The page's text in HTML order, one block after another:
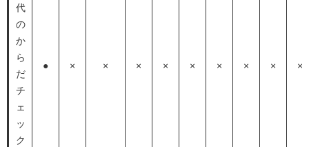
代
の
か
ら
だ
チ
ェ
ッ
ク
● × × × × × × × × ×